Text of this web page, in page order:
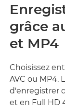
grâce
et MP4
Choisissez
AVC ou MP4.
d'enregistrer
et en Full HD